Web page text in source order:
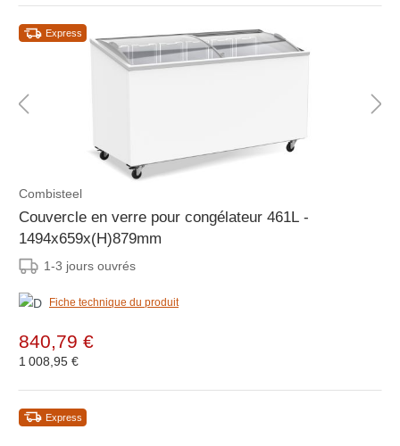
Express
Combisteel
Couvercle en verre pour congélateur 461L -
1494x659x(H)879mm
1-3 jours ouvrés
Fiche technique du produit
840,79 €
1 008,95 €
Express